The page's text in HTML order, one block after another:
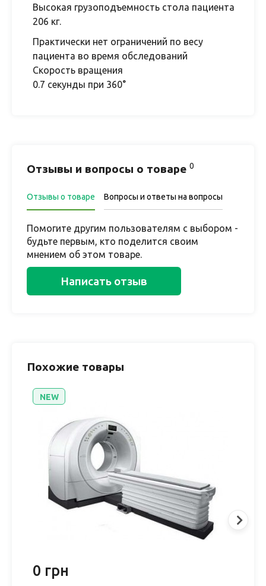
Высокая грузоподъемность стола пациента
206 кг.
Практически нет ограничений по весу
пациента во время обследований
Скорость вращения
0.7 секунды при 360°
Отзывы и вопросы о товаре 0
Отзывы о товаре Вопросы и ответы на вопросы
Помогите другим пользователям с выбором -
будьте первым, кто поделится своим
мнением об этом товаре.
Написать отзыв
Похожие товары
NEW
0 грн